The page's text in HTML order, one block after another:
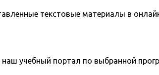
текстовые материалы в
учебный портал по выбранной